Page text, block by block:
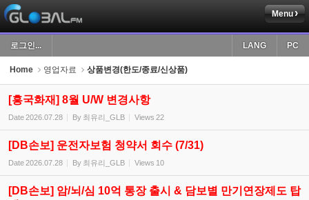
Menu
로그인... PC
LANG
Home 영업자료 상품변경(한도/종료/신상품)
[흥국화재] 8월 U/W 변경사항
Date2026.07.28 By 최유리_GLB Views 22
[DB손보] 운전자보험 청약서 회수 (7/31)
Date2026.07.28 By 최유리_GLB Views 10
[DB손보] 암/뇌/심 10억 통장 출시 & 담보별 만기연장제도 탑
Sketchbook5, 스케치북5
Sketchbook5, 스케치북5